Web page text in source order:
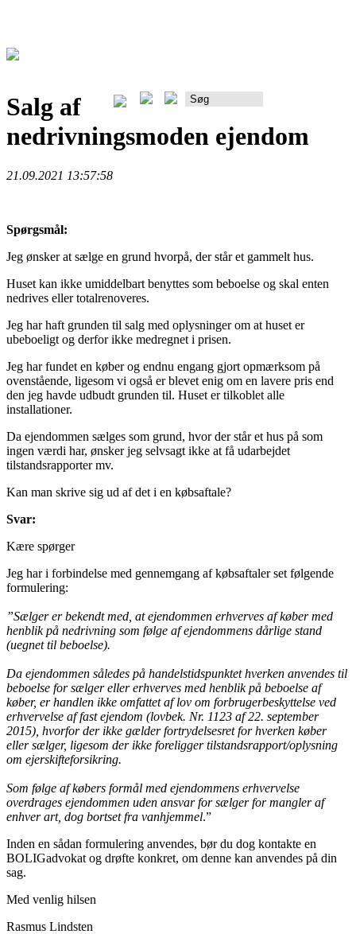
Salg af
nedrivningsmoden ejendom
21.09.2021 13:57:58
Spørgsmål:
Jeg ønsker at sælge en grund hvorpå, der står et gammelt hus.
Huset kan ikke umiddelbart benyttes som beboelse og skal enten
nedrives eller totalrenoveres.
Jeg har haft grunden til salg med oplysninger om at huset er
ubeboeligt og derfor ikke medregnet i prisen.
Jeg har fundet en køber og endnu engang gjort opmærksom på
ovenstående, ligesom vi også er blevet enig om en lavere pris end
den jeg havde udbudt grunden til. Huset er tilkoblet alle
installationer.
Da ejendommen sælges som grund, hvor der står et hus på som
ingen værdi har, ønsker jeg selvsagt ikke at få udarbejdet
tilstandsrapporter mv.
Kan man skrive sig ud af det i en købsaftale?
Svar:
Kære spørger
Jeg har i forbindelse med gennemgang af købsaftaler set følgende
formulering:
”Sælger er bekendt med, at ejendommen erhverves af køber med
henblik på nedrivning som følge af ejendommens dårlige stand
(uegnet til beboelse).
Da ejendommen således på handelstidspunktet hverken anvendes til
beboelse for sælger eller erhverves med henblik på beboelse af
køber, er handlen ikke omfattet af lov om forbrugerbeskyttelse ved
erhvervelse af fast ejendom (lovbek. Nr. 1123 af 22. september
2015), hvorfor der ikke gælder fortrydelsesret for hverken køber
eller sælger, ligesom der ikke foreligger tilstandsrapport/oplysning
om ejerskifteforsikring.
Som følge af købers formål med ejendommens erhvervelse
overdrages ejendommen uden ansvar for sælger for mangler af
enhver art, dog bortset fra vanhjemmel.”
Inden en sådan formulering anvendes, bør du dog kontakte en
BOLIGadvokat og drøfte konkret, om denne kan anvendes på din
sag.
Med venlig hilsen
Rasmus Lindsten